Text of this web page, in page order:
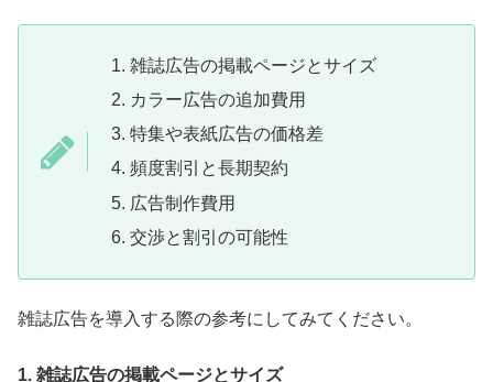
雑誌広告の掲載ページとサイズ
カラー広告の追加費用
特集や表紙広告の価格差
頻度割引と長期契約
広告制作費用
交渉と割引の可能性
雑誌広告を導入する際の参考にしてみてください。
1. 雑誌広告の掲載ページとサイズ